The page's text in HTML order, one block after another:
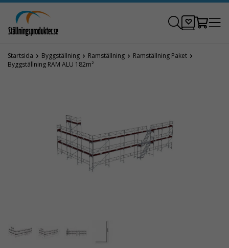
Startsida Byggställning Ramställning
Ramställning Paket
Byggställning RAM ALU 182m²